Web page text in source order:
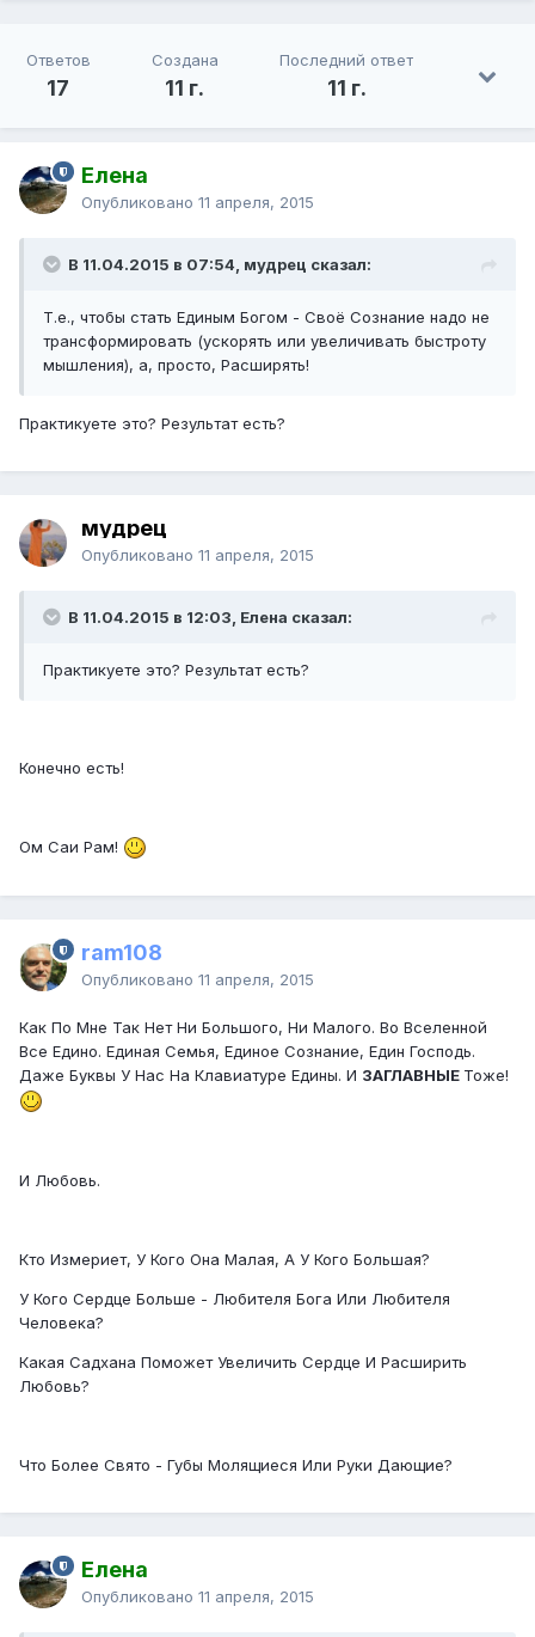
Ответов
17
Создана
11 г.
Последний ответ
11 г.
Елена
Опубликовано 11 апреля, 2015
В 11.04.2015 в 07:54, мудрец сказал:
Т.е., чтобы стать Единым Богом - Своё Сознание надо не
трансформировать (ускорять или увеличивать быстроту
мышления), а, просто, Расширять!
Практикуете это? Результат есть?
мудрец
Опубликовано 11 апреля, 2015
В 11.04.2015 в 12:03, Елена сказал:
Практикуете это? Результат есть?
Конечно есть!
Ом Саи Рам!
ram108
Опубликовано 11 апреля, 2015
Как По Мне Так Нет Ни Большого, Ни Малого. Во Вселенной
Все Едино. Единая Семья, Единое Сознание, Един Господь.
Даже Буквы У Нас На Клавиатуре Едины. И ЗАГЛАВНЫЕ Тоже!
И Любовь.
Кто Измериет, У Кого Она Малая, А У Кого Большая?
У Кого Сердце Больше - Любителя Бога Или Любителя
Человека?
Какая Садхана Поможет Увеличить Сердце И Расширить
Любовь?
Что Более Свято - Губы Молящиеся Или Руки Дающие?
Елена
Опубликовано 11 апреля, 2015